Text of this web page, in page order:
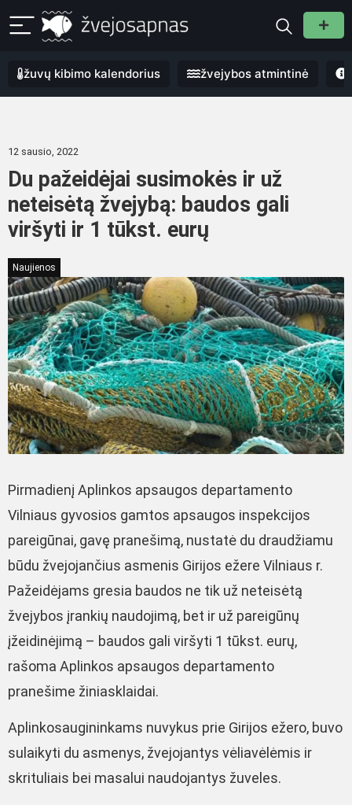
žuvų kibimo kalendorius žvejybos atmintinė
12 sausio, 2022
Du pažeidėjai susimokės ir už
neteisėtą žvejybą: baudos gali
viršyti ir 1 tūkst. eurų
Naujienos
Pirmadienį Aplinkos apsaugos departamento
Vilniaus gyvosios gamtos apsaugos inspekcijos
pareigūnai, gavę pranešimą, nustatė du draudžiamu
būdu žvejojančius asmenis Girijos ežere Vilniaus r.
Pažeidėjams gresia baudos ne tik už neteisėtą
žvejybos įrankių naudojimą, bet ir už pareigūnų
įžeidinėjimą – baudos gali viršyti 1 tūkst. eurų,
rašoma Aplinkos apsaugos departamento
pranešime žiniasklaidai.
Aplinkosaugininkams nuvykus prie Girijos ežero, buvo
sulaikyti du asmenys, žvejojantys vėliavėlėmis ir
skrituliais bei masalui naudojantys žuveles.